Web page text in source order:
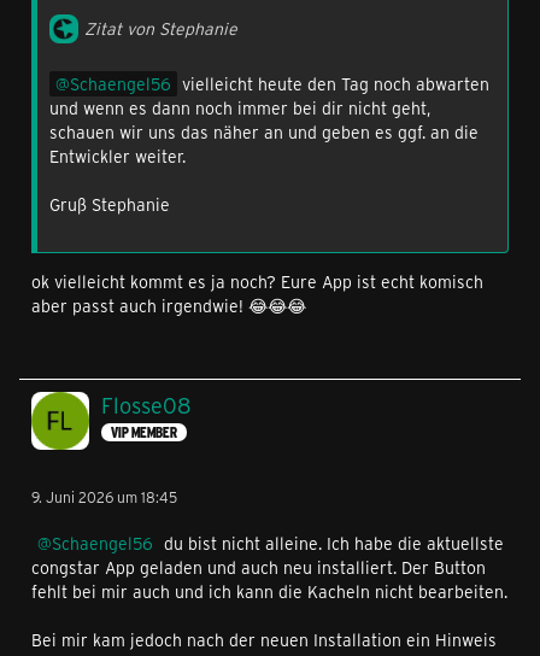
Zitat von Stephanie
Schaengel56 vielleicht heute den Tag noch abwarten
und wenn es dann noch immer bei dir nicht geht,
schauen wir uns das näher an und geben es ggf. an die
Entwickler weiter.
Gruß Stephanie
ok vielleicht kommt es ja noch? Eure App ist echt komisch
aber passt auch irgendwie! 😂😂😂
Flosse08
VIP MEMBER
9. Juni 2026 um 18:45
Schaengel56 du bist nicht alleine. Ich habe die aktuellste
congstar App geladen und auch neu installiert. Der Button
fehlt bei mir auch und ich kann die Kacheln nicht bearbeiten.
Bei mir kam jedoch nach der neuen Installation ein Hinweis